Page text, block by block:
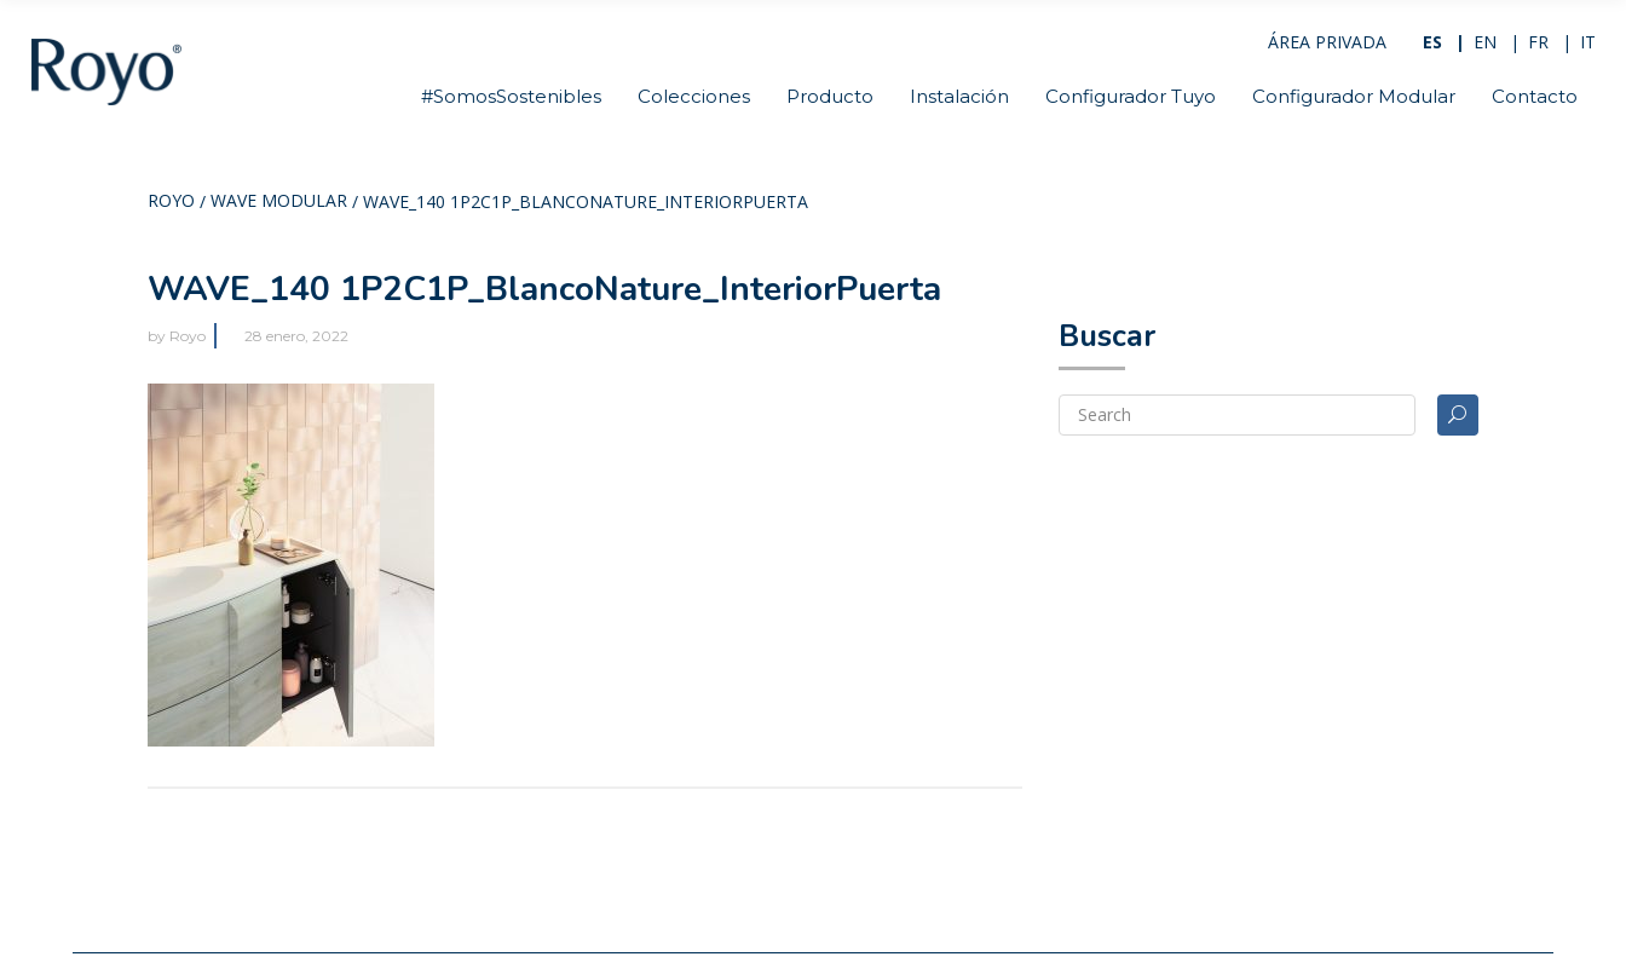
ÁREA PRIVADA ES EN FR IT
#SomosSostenibles Colecciones Producto Instalación Configurador Tuyo Configurador Modular Contacto
ROYO / WAVE MODULAR / WAVE_140 1P2C1P_BLANCONATURE_INTERIORPUERTA
WAVE_140 1P2C1P_BlancoNature_InteriorPuerta
by Royo 28 enero, 2022 Buscar